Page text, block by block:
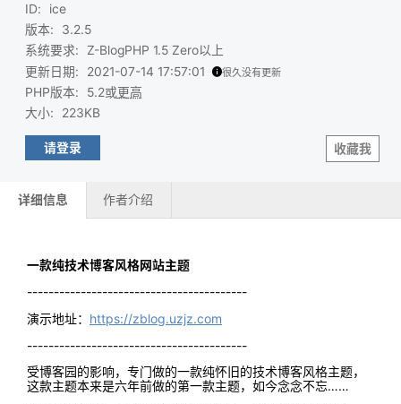
ID:
ice
版本:
3.2.5
系统要求:
Z-BlogPHP 1.5 Zero以上
更新日期: 2021-07-14 17:57:01 很久没有更新
PHP版本: 5.2或更高
大小: 223KB
收藏我
请登录
详细信息 作者介绍
一款纯技术博客风格网站主题
-----------------------------------------
演示地址： https://zblog.uzjz.com
-----------------------------------------
受博客园的影响，专门做的一款纯怀旧的技术博客风格主题，
这款主题本来是六年前做的第一款主题，如今念念不忘……